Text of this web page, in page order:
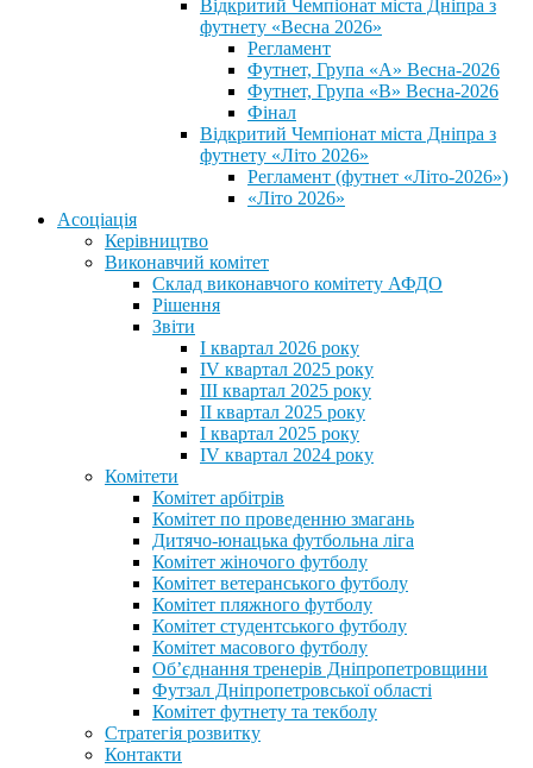
Відкритий Чемпіонат міста Дніпра з
футнету «Весна 2026»
Регламент
Футнет, Група «А» Весна-2026
Футнет, Група «В» Весна-2026
Фінал
Відкритий Чемпіонат міста Дніпра з
футнету «Літо 2026»
Регламент (футнет «Літо-2026»)
«Літо 2026»
Асоціація
Керівництво
Виконавчий комітет
Склад виконавчого комітету АФДО
Рішення
Звіти
I квартал 2026 року
IV квартал 2025 року
III квартал 2025 року
II квартал 2025 року
I квартал 2025 року
IV квартал 2024 року
Комітети
Комітет арбітрів
Комітет по проведенню змагань
Дитячо-юнацька футбольна ліга
Комітет жіночого футболу
Комітет ветеранського футболу
Комітет пляжного футболу
Комітет студентського футболу
Комітет масового футболу
Обʼєднання тренерів Дніпропетровщини
Футзал Дніпропетровської області
Комітет футнету та текболу
Стратегія розвитку
Контакти